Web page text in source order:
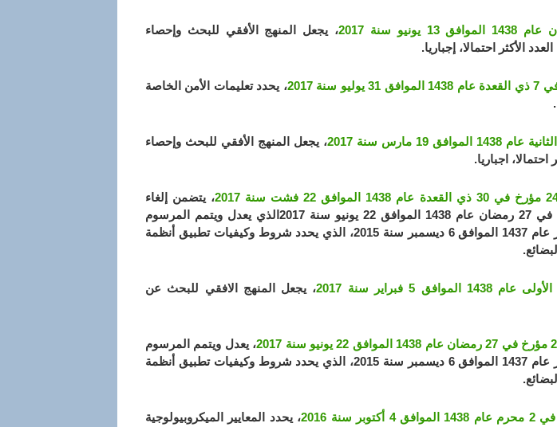
، يجعل المنهج الأفقي للبحث وإحصاء
الأكثر احتمالا، إجباريا.
2017
، يحدد تعليمات الأمن الخاصة
، يجعل المنهج الأفقي للبحث وإحصاء
اجباريا.
، يتضمن إلغاء
المرسوم التنفيذي رقم 17-202 المؤرخ في 27 رمضان عام 1438 الموافق 22 يونيو سنة 2017الذي يعدل ويتمم المرسوم
التنفيذي رقم 15-306 مؤرخ في 24 صفر عام 1437 الموافق 6 ديسمبر سنة 2015، الذي يحدد شروط وكيفيات تطبيق أنظمة
، يجعل المنهج الافقي للبحث عن
، يعدل ويتمم المرسوم
التنفيذي رقم 15-306 مؤرخ في 24 صفر عام 1437 الموافق 6 ديسمبر سنة 2015، الذي يحدد شروط وكيفيات تطبيق أنظمة
سنة 2016
، يحدد المعايير الميكروبيولوجية